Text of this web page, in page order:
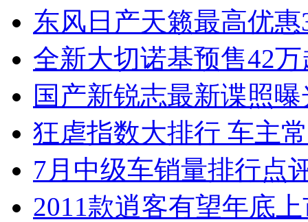
东风日产天籁最高优
全新大切诺基预售42
国产新锐志最新谍照
狂虐指数大排行 车主
7月中级车销量排行点
2011款逍客有望年底